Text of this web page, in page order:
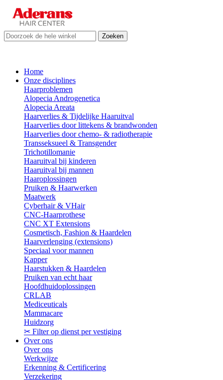
Zoeken
Home
Onze disciplines
Haarproblemen
Alopecia Androgenetica
Alopecia Areata
Haarverlies & Tijdelijke Haaruitval
Haarverlies door littekens & brandwonden
Haarverlies door chemo- & radiotherapie
Transseksueel & Transgender
Trichotillomanie
Haaruitval bij kinderen
Haaruitval bij mannen
Haaroplossingen
Pruiken & Haarwerken
Maatwerk
Cyberhair & VHair
CNC-Haarprothese
CNC XT Extensions
Cosmetisch, Fashion & Haardelen
Haarverlenging (extensions)
Speciaal voor mannen
Kapper
Haarstukken & Haardelen
Pruiken van echt haar
Hoofdhuidoplossingen
CRLAB
Mediceuticals
Mammacare
Huidzorg
✂ Filter op dienst per vestiging
Over ons
Over ons
Werkwijze
Erkenning & Certificering
Verzekering